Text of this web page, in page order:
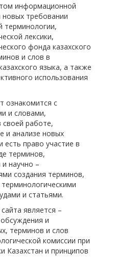
информационной
требовании
терминологии,
лексики,
фонда казахского
и слов в
языка, а также
использования
ознакомится с
и словами,
своей работе,
и анализе новых
есть право участие в
терминов,
научно –
создания терминов,
и статьями.
является –
и
терминов и слов
комиссии при
Казахстан и принципов